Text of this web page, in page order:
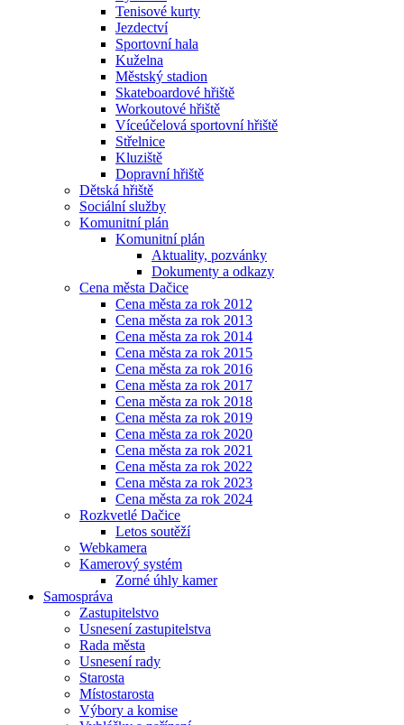
Tenisové kurty
Jezdectví
Sportovní hala
Kuželna
Městský stadion
Skateboardové hřiště
Workoutové hřiště
Víceúčelová sportovní hřiště
Střelnice
Kluziště
Dopravní hřiště
Dětská hřiště
Sociální služby
Komunitní plán
Komunitní plán
Aktuality, pozvánky
Dokumenty a odkazy
Cena města Dačice
Cena města za rok 2012
Cena města za rok 2013
Cena města za rok 2014
Cena města za rok 2015
Cena města za rok 2016
Cena města za rok 2017
Cena města za rok 2018
Cena města za rok 2019
Cena města za rok 2020
Cena města za rok 2021
Cena města za rok 2022
Cena města za rok 2023
Cena města za rok 2024
Rozkvetlé Dačice
Letos soutěží
Webkamera
Kamerový systém
Zorné úhly kamer
Samospráva
Zastupitelstvo
Usnesení zastupitelstva
Rada města
Usnesení rady
Starosta
Místostarosta
Výbory a komise